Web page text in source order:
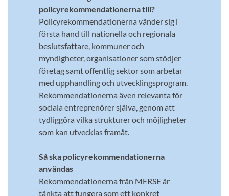
policyrekommendationerna till?
Policyrekommendationerna vänder sig i
första hand till nationella och regionala
beslutsfattare, kommuner och
myndigheter, organisationer som stödjer
företag samt offentlig sektor som arbetar
med upphandling och utvecklingsprogram.
Rekommendationerna även relevanta för
sociala entreprenörer själva, genom att
tydliggöra vilka strukturer och möjligheter
som kan utvecklas framåt.
Så ska policyrekommendationerna
användas
Rekommendationerna från MERSE är
tänkta att fungera som ett konkret